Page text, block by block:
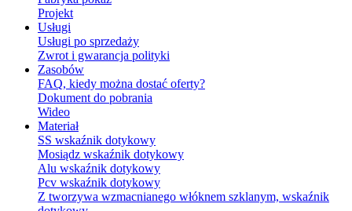
Projekt
Usługi
Usługi po sprzedaży
Zwrot i gwarancja polityki
Zasobów
FAQ, kiedy można dostać oferty?
Dokument do pobrania
Wideo
Materiał
SS wskaźnik dotykowy
Mosiądz wskaźnik dotykowy
Alu wskaźnik dotykowy
Pcv wskaźnik dotykowy
Z tworzywa wzmacnianego włóknem szklanym, wskaźnik